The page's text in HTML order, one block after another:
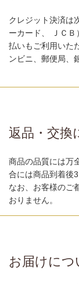
クレジット決済は
ーカード、 ＪＣ
払いもご利用いた
ンビニ、郵便局、
返品・交換
商品の品質には万
合には商品到着後
なお、お客様のご
おりません。
お届けにつ